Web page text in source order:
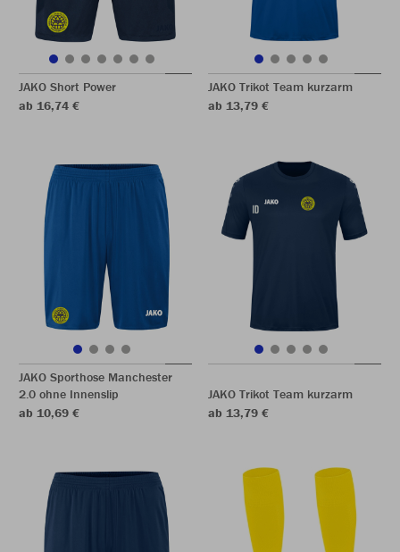
JAKO Short Power
ab 16,74 €
JAKO Trikot Team kurzarm
ab 13,79 €
JAKO Sporthose Manchester
2.0 ohne Innenslip
ab 10,69 €
JAKO Trikot Team kurzarm
ab 13,79 €